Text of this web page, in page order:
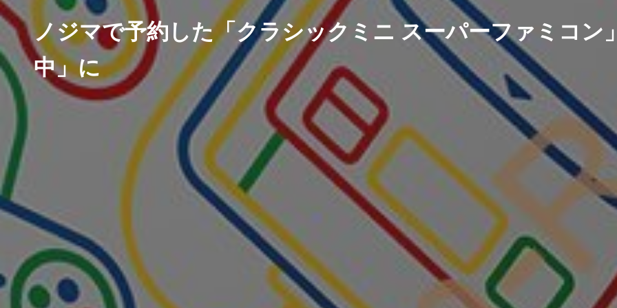
ノジマで予約した「クラシックミニ スーパーファミコン
中」に